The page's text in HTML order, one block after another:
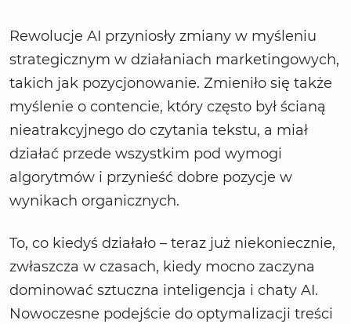
Rewolucje AI przyniosły zmiany w myśleniu
strategicznym w działaniach marketingowych,
takich jak pozycjonowanie. Zmieniło się także
myślenie o contencie, który często był ścianą
nieatrakcyjnego do czytania tekstu, a miał
działać przede wszystkim pod wymogi
algorytmów i przynieść dobre pozycje w
wynikach organicznych.
To, co kiedyś działało – teraz już niekoniecznie,
zwłaszcza w czasach, kiedy mocno zaczyna
dominować sztuczna inteligencja i chaty AI.
Nowoczesne podejście do optymalizacji treści